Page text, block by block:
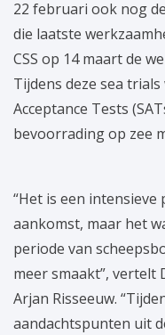
22 februari ook nog
die laatste
CSS op 14 maart de
Tijdens deze sea
Acceptance Tests
bevoorrading op zee
“Het is een intensieve
aankomst, maar het
periode van
meer smaakt”, vertelt
Arjan Risseeuw.
aandachtspunten uit